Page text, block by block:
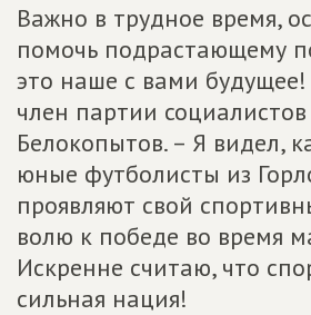
Важно в трудное время,
помочь подрастающему
это наше с вами будущее!
член партии социалистов
Белокопытов. – Я видел,
юные футболисты из
проявляют свой
волю к победе во время
Искренне считаю, что
сильная нация!